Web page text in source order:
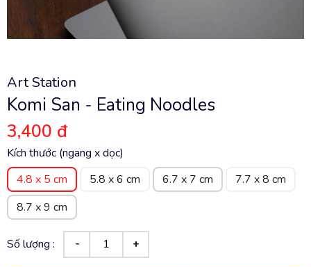
Art Station
Komi San - Eating Noodles
3,400 đ
Kích thước (ngang x dọc)
4.8 x 5 cm
5.8 x 6 cm 6.7 x 7 cm
7.7 x 8 cm
8.7 x 9 cm
Số lượng :